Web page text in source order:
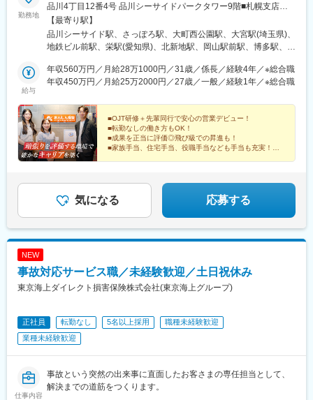
勤務地
品川4丁目12番4号 品川シーサイドパークタワー9階■札幌支店北
海道札幌市中央区北2条西1丁目10番地 ピア2・16階■仙台支店宮
城県仙台市青葉区大町2丁目10番14号 TAKAYUパークサイドビル6
階■さいたま支店埼玉県さいたま市大宮区宮町4丁目123番地 大栄
日本桜橋ビル8階■名古屋支店愛知県名古屋市中区栄4丁目3番26号
昭和ビル5階■大阪支店大阪府大阪市北区梅田1丁目1番3号 大阪駅
岡山ビル4階■福岡支店福岡県福岡市博多区博多駅東1丁目13番6号
いちご博多イーストビル2階■沖縄支店沖縄県那覇市松島1丁目15
番9号 グランフィル松島ビル3階※将来的には転勤の可能性があり
ますが、転勤のない働き方も可能です。※受動喫煙対策：あり
【最寄り駅】
品川シーサイド駅、さっぽろ駅、大町西公園駅、大宮駅(埼玉県)、
地鉄ビル前駅、栄駅(愛知県)、北新地駅、岡山駅前駅、博多駅、お
宮駅、電気ビル前駅、栄町駅(愛知県)、東梅田駅、岡山駅、東比恵
駅、鮫洲駅、西４丁目駅、青葉通一番町駅、電鉄富山駅・エスタ
給与
年収560万円／月給28万1000円／31歳／係長／経験4年／※総合職
年収450万円／月給25万2000円／27歳／一般／経験1年／※総合職
■OJT研修＋先輩同行で安心の営業デビュー！
■転勤なしの働き方もOK！
■成果を正当に評価◎飛び級での昇進も！
■家族手当、住宅手当、役職手当なども手当も充実！
気になる 応募する
NEW
事故対応サービス職／未経験歓迎／土日祝休み
東京海上ダイレクト損害保険株式会社(東京海上グループ)
正社員 転勤なし 5名以上採用
職種未経験歓迎
業種未経験歓迎
仕事内容
事故という突然の出来事に直面したお客さまの専任担当として、
解決までの道筋をつくります。